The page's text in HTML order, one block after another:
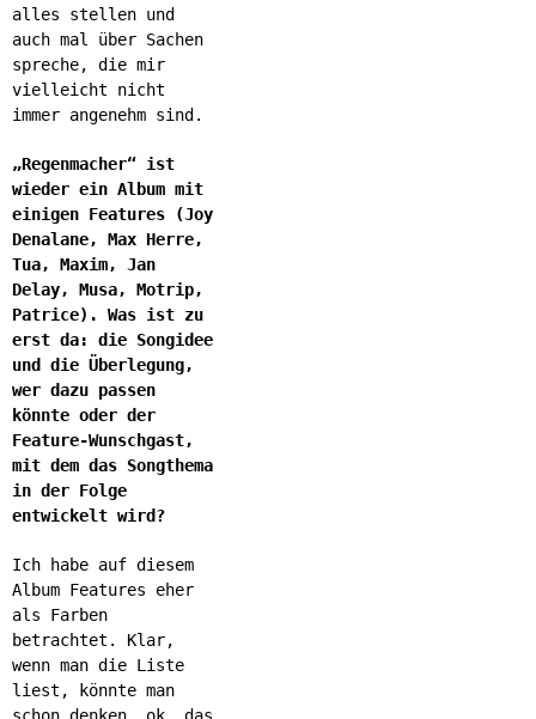
alles stellen und
auch mal über Sachen
spreche, die mir
vielleicht nicht
immer angenehm sind.
„Regenmacher“ ist
wieder ein Album mit
einigen Features (Joy
Denalane, Max Herre,
Tua, Maxim, Jan
Delay, Musa, Motrip,
Patrice). Was ist zu
erst da: die Songidee
und die Überlegung,
wer dazu passen
könnte oder der
Feature-Wunschgast,
mit dem das Songthema
in der Folge
entwickelt wird?
Ich habe auf diesem
Album Features eher
als Farben
betrachtet. Klar,
wenn man die Liste
liest, könnte man
schon denken, ok, das